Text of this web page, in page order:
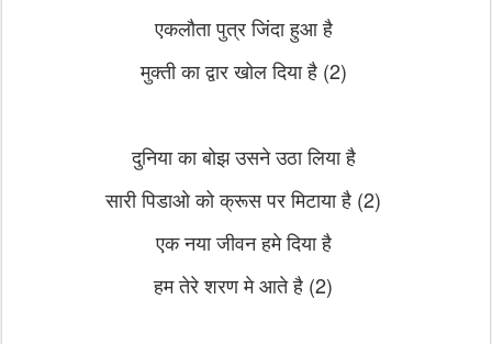
एकलौता पुत्र जिंदा हुआ है
मुक्ती का द्वार खोल दिया है (2)
दुनिया का बोझ उसने उठा लिया है
सारी पिडाओ को क्रूस पर मिटाया है (2)
एक नया जीवन हमे दिया है
हम तेरे शरण मे आते है (2)